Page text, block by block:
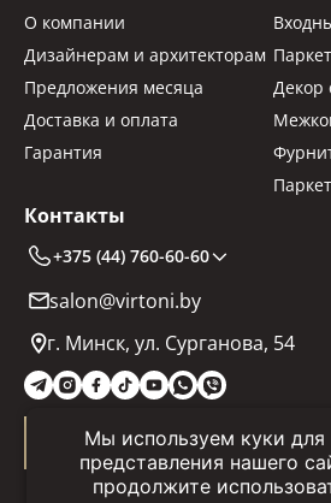
О компании
Дизайнерам и архитекторам
Предложения месяца
Доставка и оплата
Гарантия
Декор
Контакты
+375 (44) 760-60-60
salon@virtoni.by
г. Минск, ул. Сурганова, 54
Заказать звонок
Мы используем куки для
представления нашего
продолжите